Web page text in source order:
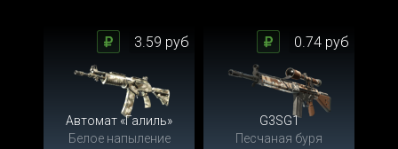
Автомат «Галиль»
Белое напыление
3.59 руб
G3SG1
Песчаная буря
0.74 руб